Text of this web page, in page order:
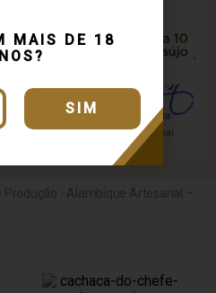
MAIS DE 18
SIM